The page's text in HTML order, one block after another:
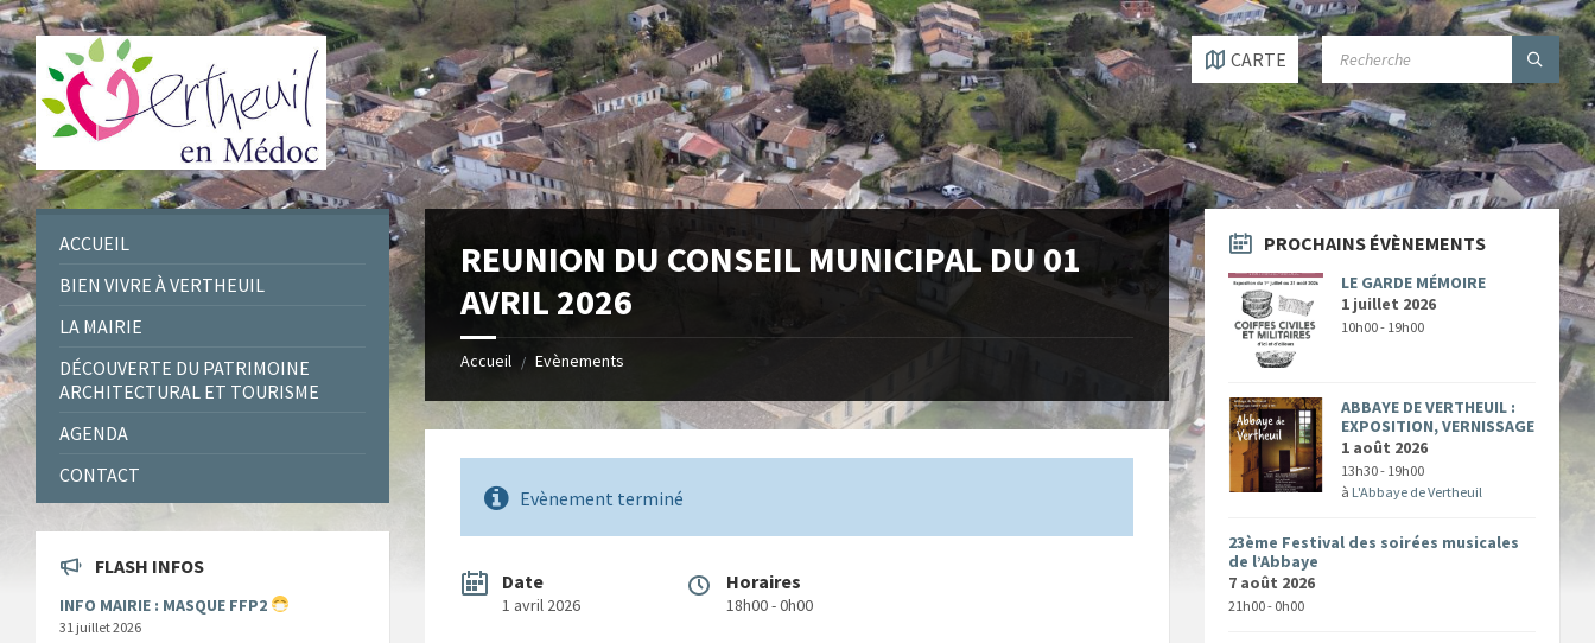
Skip
to
content
Skip
to
left
sidebar
Skip
to
right
sidebar
Skip
to
footer
CARTE
SEARCH:
REUNION DU CONSEIL MUNICIPAL DU 01
AVRIL 2026
Accueil / Evènements
Evènement terminé
Date
1 avril 2026
Horaires
18h00 - 0h00
ACCUEIL
BIEN VIVRE À VERTHEUIL
LA MAIRIE
DÉCOUVERTE DU PATRIMOINE
ARCHITECTURAL ET TOURISME
AGENDA
CONTACT
FLASH INFOS
INFO MAIRIE : MASQUE FFP2
31 juillet 2026
PROCHAINS ÉVÈNEMENTS
LE GARDE MÉMOIRE
1 juillet 2026
10h00 - 19h00
ABBAYE DE VERTHEUIL :
EXPOSITION, VERNISSAGE
1 août 2026
13h30 - 19h00
à L'Abbaye de Vertheuil
23ème Festival des soirées musicales
de l’Abbaye
7 août 2026
21h00 - 0h00